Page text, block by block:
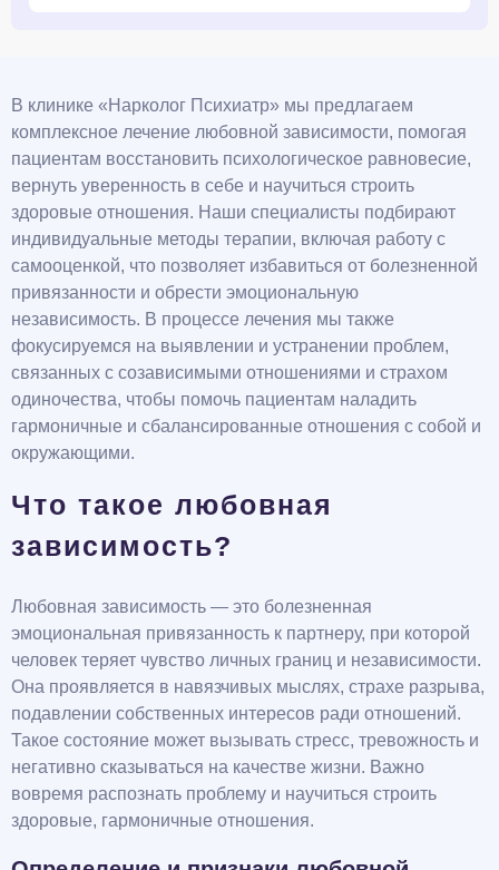
В клинике «Нарколог Психиатр» мы предлагаем
комплексное лечение любовной зависимости, помогая
пациентам восстановить психологическое равновесие,
вернуть уверенность в себе и научиться строить
здоровые отношения. Наши специалисты подбирают
индивидуальные методы терапии, включая работу с
самооценкой, что позволяет избавиться от болезненной
привязанности и обрести эмоциональную
независимость. В процессе лечения мы также
фокусируемся на выявлении и устранении проблем,
связанных с созависимыми отношениями и страхом
одиночества, чтобы помочь пациентам наладить
гармоничные и сбалансированные отношения с собой и
окружающими.
Что такое любовная
зависимость?
Любовная зависимость — это болезненная
эмоциональная привязанность к партнеру, при которой
человек теряет чувство личных границ и независимости.
Она проявляется в навязчивых мыслях, страхе разрыва,
подавлении собственных интересов ради отношений.
Такое состояние может вызывать стресс, тревожность и
негативно сказываться на качестве жизни. Важно
вовремя распознать проблему и научиться строить
здоровые, гармоничные отношения.